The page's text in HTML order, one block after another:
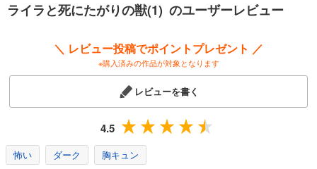
ライラと死にたがりの獣(1) のユーザーレビュー
＼ レビュー投稿でポイントプレゼント ／
※購入済みの作品が対象となります
レビューを書く
4.5
怖い ダーク 胸キュン